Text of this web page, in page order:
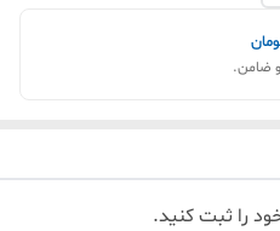
را ثبت کنید.